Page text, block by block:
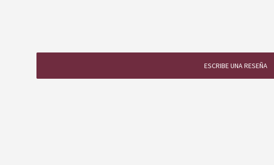
ESCRIBE UNA RESEÑA